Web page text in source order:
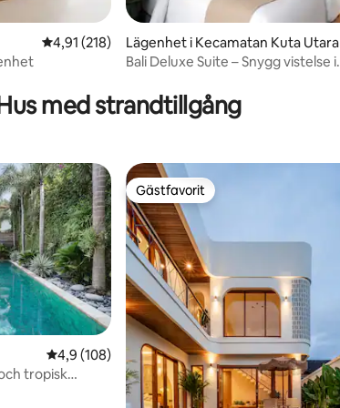
4,91 av 5 i genomsnittligt betyg, 218 omdömen
4,91 (218)
Lägenhet i Kecamatan Kuta Utara
Bali Deluxe Suite – Snygg vistelse i
med strandtillgång
4,9 av 5 i genomsnittligt betyg, 108 omdömen
4,9 (108)
tropisk
Gästfavorit
Gästfavorit